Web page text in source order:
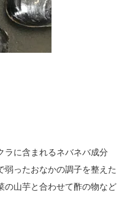
ラに含まれるネバネバ成分
弱ったおなかの調子を整えた
の山芋と合わせて酢の物など